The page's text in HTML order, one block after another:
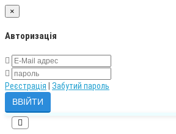
×
Авторизація
Реєстрація Забутий пароль